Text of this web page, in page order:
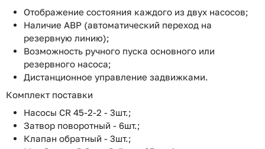
Отображение состояния каждого из двух насосов;
Наличие АВР (автоматический переход на
резервную линию);
Возможность ручного пуска основного или
резервного насоса;
Дистанционное управление задвижками.
Комплект поставки
Насосы CR 45-2-2 - 3шт.;
Затвор поворотный - 6шт.;
Клапан обратный - 3шт.;